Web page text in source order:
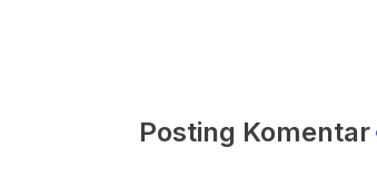
Posting Komentar